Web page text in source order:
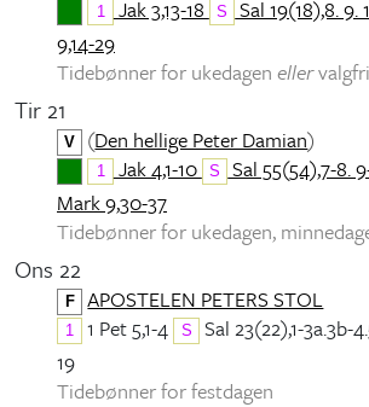
1 Jak 3,13-18 S Sal 19(18),8. 9.
9,14-29
Tidebønner for ukedagen eller
Tir 21
V (Den hellige Peter Damian)
1 Jak 4,1-10 S Sal 55(54),7-8.
Mark 9,30-37
Tidebønner for ukedagen,
Ons 22
F APOSTELEN PETERS STOL
1 1 Pet 5,1-4 S Sal 23(22),1-3a.3b-
19
Tidebønner for festdagen